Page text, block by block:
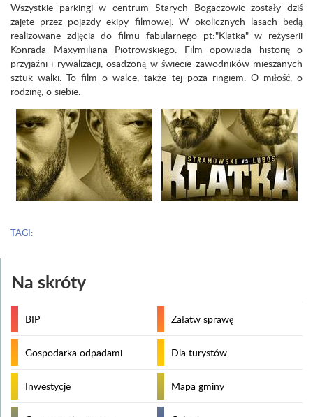
Wszystkie parkingi w centrum Starych Bogaczowic zostały dziś
zajęte przez pojazdy ekipy filmowej. W okolicznych lasach będą
realizowane zdjęcia do filmu fabularnego pt:"Klatka" w reżyserii
Konrada Maxymiliana Piotrowskiego. Film opowiada historię o
przyjaźni i rywalizacji, osadzoną w świecie zawodników mieszanych
sztuk walki. To film o walce, także tej poza ringiem. O miłość, o
rodzinę, o siebie.
TAGI:
Na skróty
BIP Załatw sprawę
Gospodarka odpadami Dla turystów
Inwestycje Mapa gminy